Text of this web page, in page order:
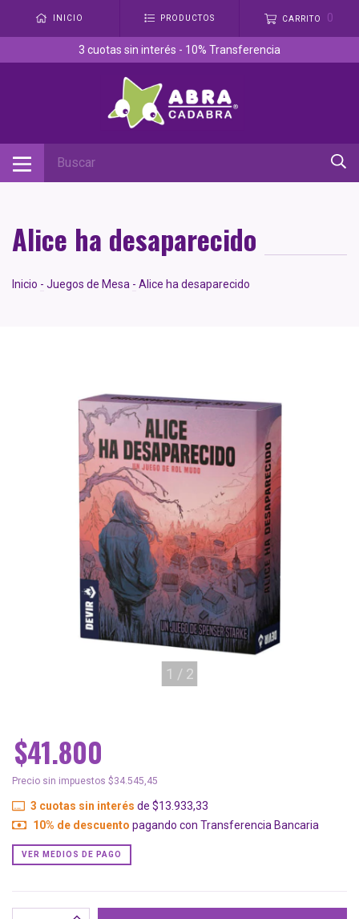
INICIO PRODUCTOS CARRITO 0
3 cuotas sin interés - 10% Transferencia
Alice ha desaparecido
Inicio - Juegos de Mesa - Alice ha desaparecido
1 / 2
$41.800
Precio sin impuestos $34.545,45
3 cuotas sin interés de $13.933,33
10% de descuento pagando con Transferencia Bancaria
VER MEDIOS DE PAGO